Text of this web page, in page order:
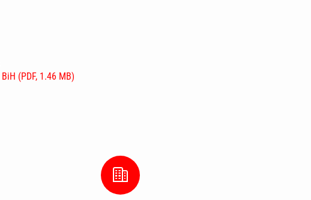
BiH (PDF, 1.46 MB)